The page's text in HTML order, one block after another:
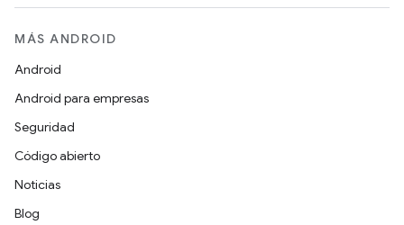
MÁS ANDROID
Android
Android para empresas
Seguridad
Código abierto
Noticias
Blog